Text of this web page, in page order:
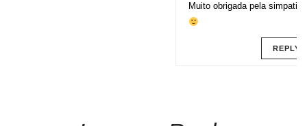
Muito obrigada pela simpatia!
REPLY